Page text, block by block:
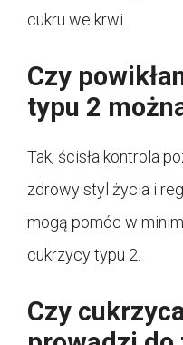
cukru we krwi.
Czy
typu 2
Tak, ścisła kontrola
zdrowy styl życia i
mogą pomóc w
cukrzycy typu 2.
Czy